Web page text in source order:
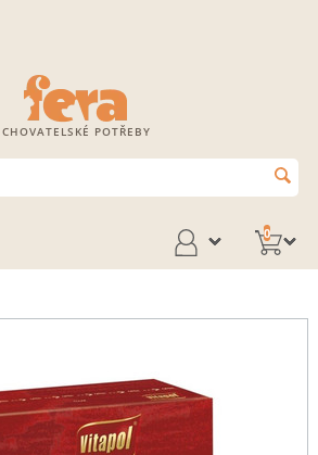
CHOVATELSKÉ POTŘEBY
0